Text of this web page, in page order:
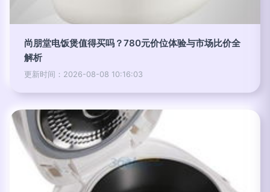
尚朋堂电饭煲值得买吗？780元价位体验与市场比价全
解析
更新时间：2026-08-08 10:16:03